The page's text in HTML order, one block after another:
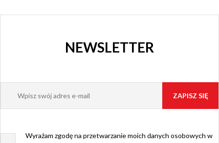
NEWSLETTER
Wyrażam zgodę na przetwarzanie moich danych osobowych w